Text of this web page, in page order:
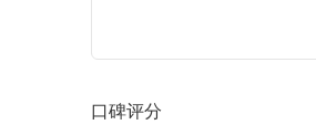
口碑评分